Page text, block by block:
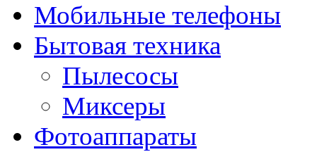
Мобильные телефоны
Бытовая техника
Пылесосы
Миксеры
Фотоаппараты